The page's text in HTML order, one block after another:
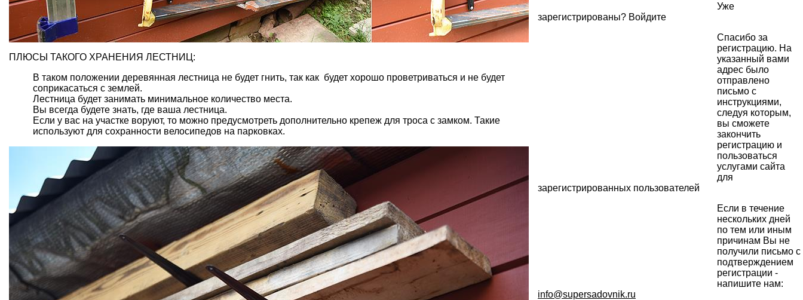
ПЛЮСЫ ТАКОГО ХРАНЕНИЯ ЛЕСТНИЦ:
В таком положении деревянная лестница не будет гнить, так как будет хорошо проветриваться и не будет
соприкасаться с землей.
Лестница будет занимать минимальное количество места.
Вы всегда будете знать, где ваша лестница.
Если у вас на участке воруют, то можно предусмотреть дополнительно крепеж для троса с замком. Такие
используют для сохранности велосипедов на парковках.
Уже
зарегистрированы? Войдите
Спасибо за
регистрацию. На
указанный вами
адрес было
отправлено
письмо с
инструкциями,
следуя которым,
вы сможете
закончить
регистрацию и
пользоваться
услугами сайта
для
зарегистрированных пользователей
Если в течение
нескольких дней
по тем или иным
причинам Вы не
получили письмо с
подтверждением
регистрации -
напишите нам:
info@supersadovnik.ru